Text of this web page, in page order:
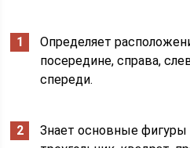
Определяет
посередине, справа,
спереди.
Знает основные фигуры